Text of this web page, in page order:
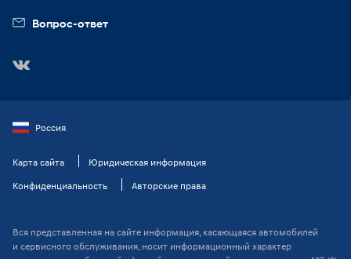
Вопрос-ответ
Россия
Карта сайта
Юридическая информация
Конфиденциальность
Авторские права
Вся представленная на сайте информация, касающаяся автомобилей
и сервисного обслуживания, носит информационный характер